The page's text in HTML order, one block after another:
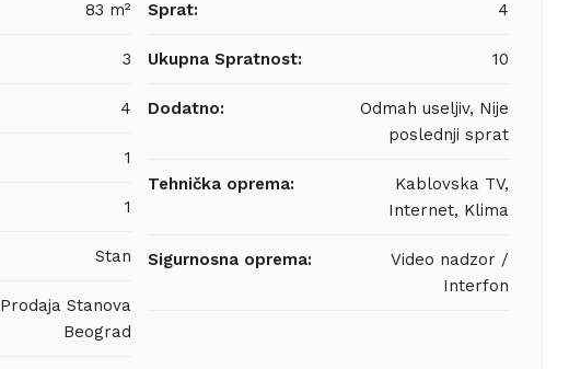
83 m²
3
4
1
1
Stan
Prodaja Stanova
Beograd
Sprat: 4
Ukupna Spratnost: 10
Dodatno:
Odmah useljiv, Nije
poslednji sprat
Tehnička oprema:
Kablovska TV,
Internet, Klima
Sigurnosna oprema:
Video nadzor /
Interfon